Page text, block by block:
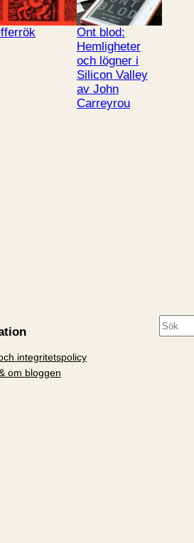
Ont blod:
Hemligheter
och lögner i
Silicon Valley
av John
Carreyrou
integritetspolicy
om bloggen
S